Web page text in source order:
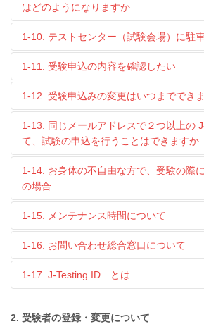
はどのようになりますか
1-10. テストセンター（試験会場）に駐
1-11. 受験申込の内容を確認したい
1-12. 受験申込みの変更はいつまででき
1-13. 同じメールアドレスで２つ以上の
て、試験の申込を行うことはできますか
1-14. お身体の不自由な方で、受験の際
の場合
1-15. メンテナンス時間について
1-16. お問い合わせ総合窓口について
1-17. J-Testing ID とは
2. 受験者の登録・変更について